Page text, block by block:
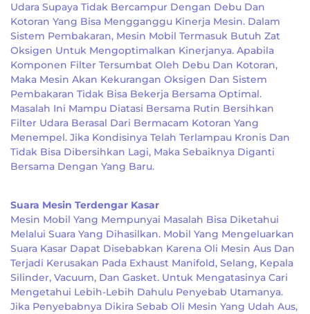
Udara Supaya Tidak Bercampur Dengan Debu Dan
Kotoran Yang Bisa Mengganggu Kinerja Mesin. Dalam
Sistem Pembakaran, Mesin Mobil Termasuk Butuh Zat
Oksigen Untuk Mengoptimalkan Kinerjanya. Apabila
Komponen Filter Tersumbat Oleh Debu Dan Kotoran,
Maka Mesin Akan Kekurangan Oksigen Dan Sistem
Pembakaran Tidak Bisa Bekerja Bersama Optimal.
Masalah Ini Mampu Diatasi Bersama Rutin Bersihkan
Filter Udara Berasal Dari Bermacam Kotoran Yang
Menempel. Jika Kondisinya Telah Terlampau Kronis Dan
Tidak Bisa Dibersihkan Lagi, Maka Sebaiknya Diganti
Bersama Dengan Yang Baru.
Suara Mesin Terdengar Kasar
Mesin Mobil Yang Mempunyai Masalah Bisa Diketahui
Melalui Suara Yang Dihasilkan. Mobil Yang Mengeluarkan
Suara Kasar Dapat Disebabkan Karena Oli Mesin Aus Dan
Terjadi Kerusakan Pada Exhaust Manifold, Selang, Kepala
Silinder, Vacuum, Dan Gasket. Untuk Mengatasinya Cari
Mengetahui Lebih-Lebih Dahulu Penyebab Utamanya.
Jika Penyebabnya Dikira Sebab Oli Mesin Yang Udah Aus,